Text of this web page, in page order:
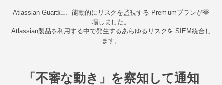
Atlassian Guardに、能動的にリスクを監視する Premiumプランが登
場しました。
Atlassian製品を利用する中で発生するあらゆるリスクを SIEM統合し
ます。
「不審な動き」を察知して通知